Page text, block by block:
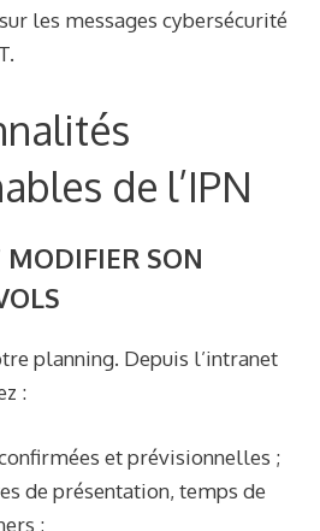
les messages cybersécurité
de l’IPN
MODIFIER SON
planning. Depuis l’intranet
:
et prévisionnelles ;
de présentation, temps de
;